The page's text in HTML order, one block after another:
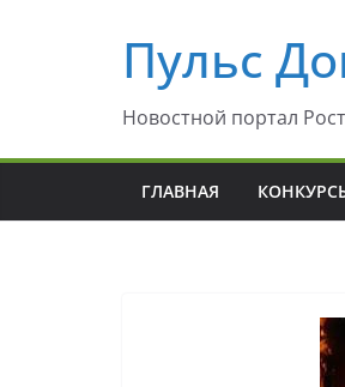
содержимомуПульс
Новостной портал
ГЛАВНАЯ